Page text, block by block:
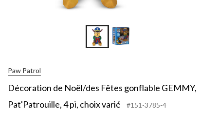
Paw Patrol
Décoration de Noël/des Fêtes gonflable GEMMY,
Pat'Patrouille, 4 pi, choix varié
#151-3785-4